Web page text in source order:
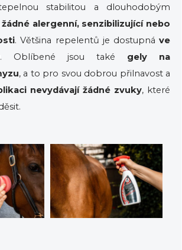
stabilitou a dlouhodobým
žádné alergenní, senzibilizující nebo
. Většina repelentů je dostupnáve
. Oblíbené jsou také gely na
, a to pro svou dobrou přilnavost a
nevydávají žádné zvuky, které